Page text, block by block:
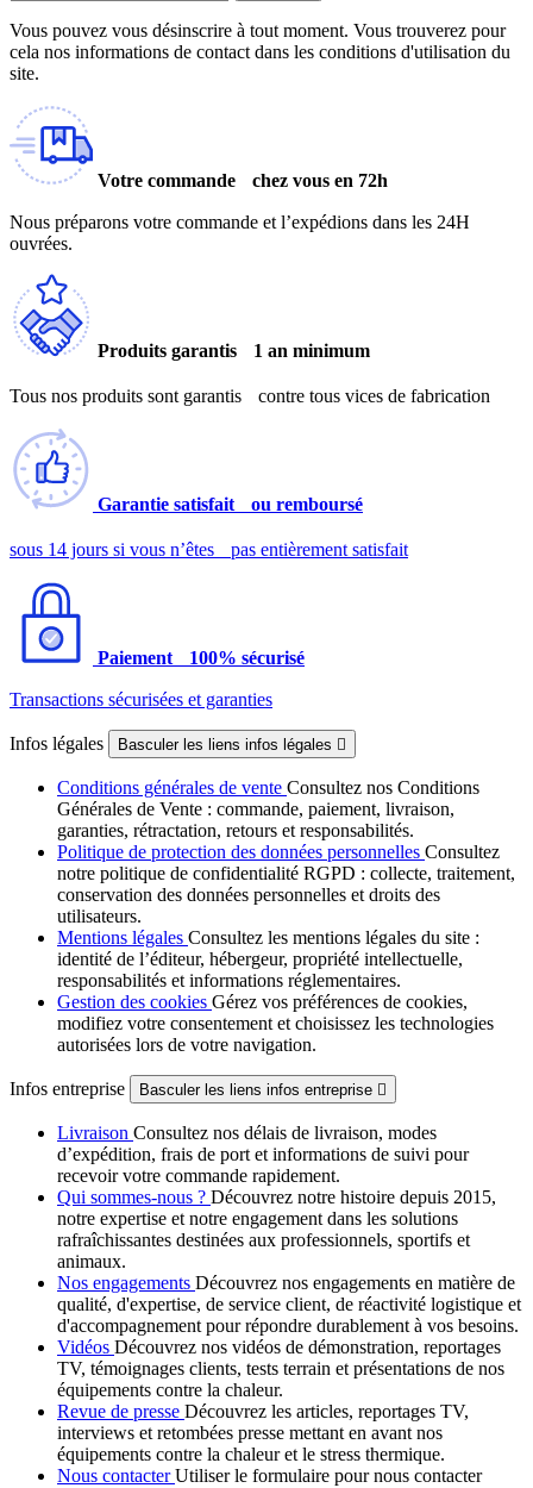
Vous pouvez vous désinscrire à tout moment. Vous trouverez pour
cela nos informations de contact dans les conditions d'utilisation du
site.
Votre commande chez vous en 72h
Nous préparons votre commande et l’expédions dans les 24H
ouvrées.
Produits garantis 1 an minimum
Tous nos produits sont garantis contre tous vices de fabrication
Garantie satisfait ou remboursé
sous 14 jours si vous n’êtes pas entièrement satisfait
Paiement 100% sécurisé
Transactions sécurisées et garanties
Infos légales Basculer les liens infos légales 
Conditions générales de vente Consultez nos Conditions
Générales de Vente : commande, paiement, livraison,
garanties, rétractation, retours et responsabilités.
Politique de protection des données personnelles Consultez
notre politique de confidentialité RGPD : collecte, traitement,
conservation des données personnelles et droits des
utilisateurs.
Mentions légales Consultez les mentions légales du site :
identité de l’éditeur, hébergeur, propriété intellectuelle,
responsabilités et informations réglementaires.
Gestion des cookies Gérez vos préférences de cookies,
modifiez votre consentement et choisissez les technologies
autorisées lors de votre navigation.
Infos entreprise Basculer les liens infos entreprise 
Livraison Consultez nos délais de livraison, modes
d’expédition, frais de port et informations de suivi pour
recevoir votre commande rapidement.
Qui sommes-nous ? Découvrez notre histoire depuis 2015,
notre expertise et notre engagement dans les solutions
rafraîchissantes destinées aux professionnels, sportifs et
animaux.
Nos engagements Découvrez nos engagements en matière de
qualité, d'expertise, de service client, de réactivité logistique et
d'accompagnement pour répondre durablement à vos besoins.
Vidéos Découvrez nos vidéos de démonstration, reportages
TV, témoignages clients, tests terrain et présentations de nos
équipements contre la chaleur.
Revue de presse Découvrez les articles, reportages TV,
interviews et retombées presse mettant en avant nos
équipements contre la chaleur et le stress thermique.
Nous contacterUtiliser le formulaire pour nous contacter